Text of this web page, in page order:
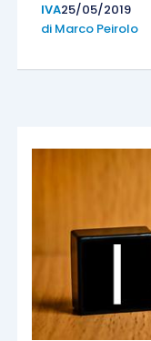
IVA25/05/2019
di Marco Peirolo